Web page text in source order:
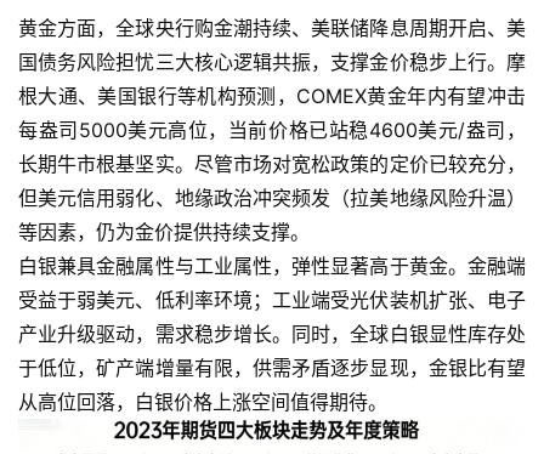
黄金方面，全球央行购金潮持续、美联储降息周期开启、美
国债务风险担忧三大核心逻辑共振，支撑金价稳步上行。摩
根大通、美国银行等机构预测，COMEX黄金年内有望冲击
每盎司5000美元高位，当前价格已站稳4600美元/盎司，
长期牛市根基坚实。尽管市场对宽松政策的定价已较充分，
但美元信用弱化、地缘政治冲突频发（拉美地缘风险升温）
等因素，仍为金价提供持续支撑。
白银兼具金融属性与工业属性，弹性显著高于黄金。金融端
受益于弱美元、低利率环境；工业端受光伏装机扩张、电子
产业升级驱动，需求稳步增长。同时，全球白银显性库存处
于低位，矿产端增量有限，供需矛盾逐步显现，金银比有望
从高位回落，白银价格上涨空间值得期待。